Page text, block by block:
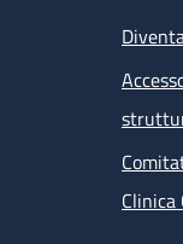
Clinica